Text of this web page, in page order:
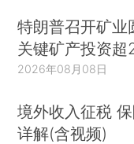
特朗普召开矿业
关键矿产投资超
2026年08月08日
境外收入征税
详解(含视频)